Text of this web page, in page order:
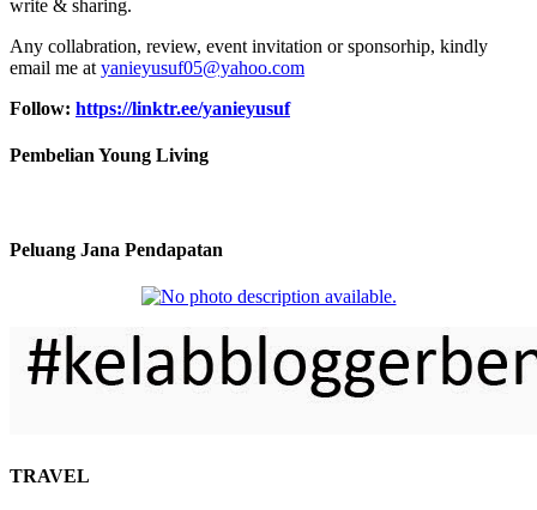
write & sharing.
Any collabration, review, event invitation or sponsorhip, kindly
email me at yanieyusuf05@yahoo.com
Follow: https://linktr.ee/yanieyusuf
Pembelian Young Living
Peluang Jana Pendapatan
TRAVEL